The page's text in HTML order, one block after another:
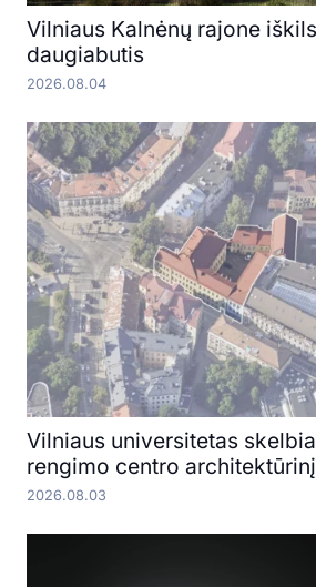
Vilniaus Kalnėnų rajone
daugiabutis
2026.08.04
Vilniaus universitetas
rengimo centro
2026.08.03